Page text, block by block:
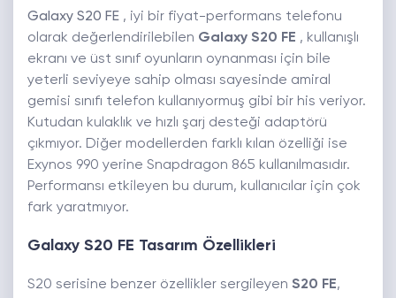
Galaxy S20 FE , iyi bir fiyat-performans telefonu
olarak değerlendirilebilen Galaxy S20 FE , kullanışlı
ekranı ve üst sınıf oyunların oynanması için bile
yeterli seviyeye sahip olması sayesinde amiral
gemisi sınıfı telefon kullanıyormuş gibi bir his veriyor.
Kutudan kulaklık ve hızlı şarj desteği adaptörü
çıkmıyor. Diğer modellerden farklı kılan özelliği ise
Exynos 990 yerine Snapdragon 865 kullanılmasıdır.
Performansı etkileyen bu durum, kullanıcılar için çok
fark yaratmıyor.
Galaxy S20 FE Tasarım Özellikleri
S20 serisine benzer özellikler sergileyen S20 FE,